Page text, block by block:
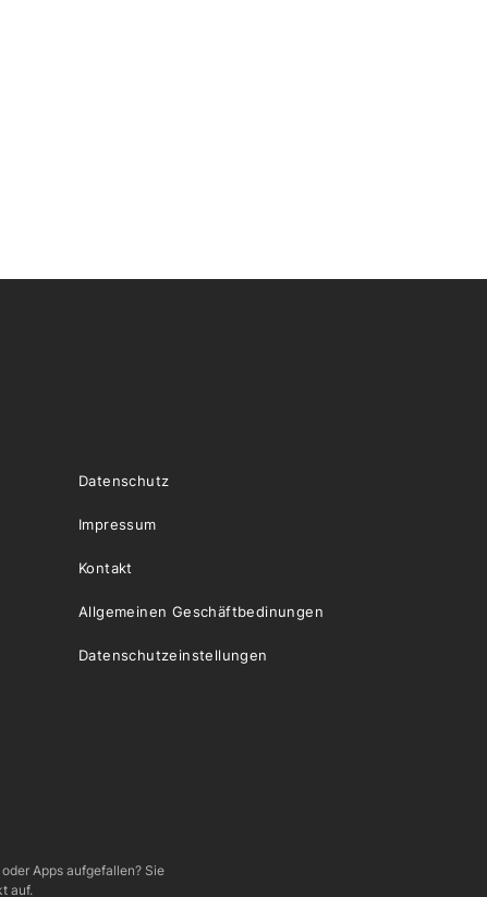
Datenschutz
Impressum
Kontakt
Allgemeinen Geschäftbedinungen
Datenschutzeinstellungen
Apps aufgefallen? Sie
auf.